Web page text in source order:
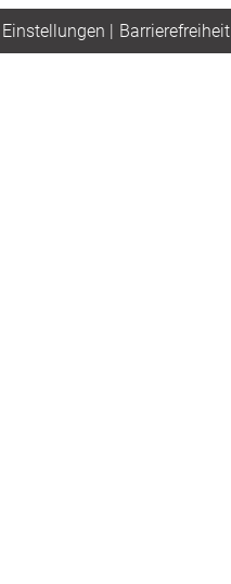
| Barrierefreiheit